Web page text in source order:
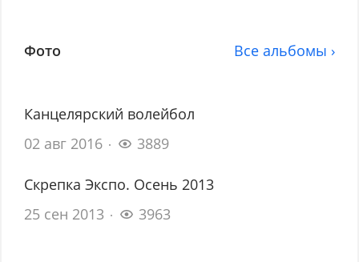
Фото Все альбомы ›
Канцелярский волейбол
02 авг 2016
3889
Скрепка Экспо. Осень 2013
25 сен 2013
3963